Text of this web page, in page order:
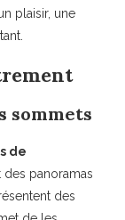
plaisir, une
sommets
de
des panoramas
des